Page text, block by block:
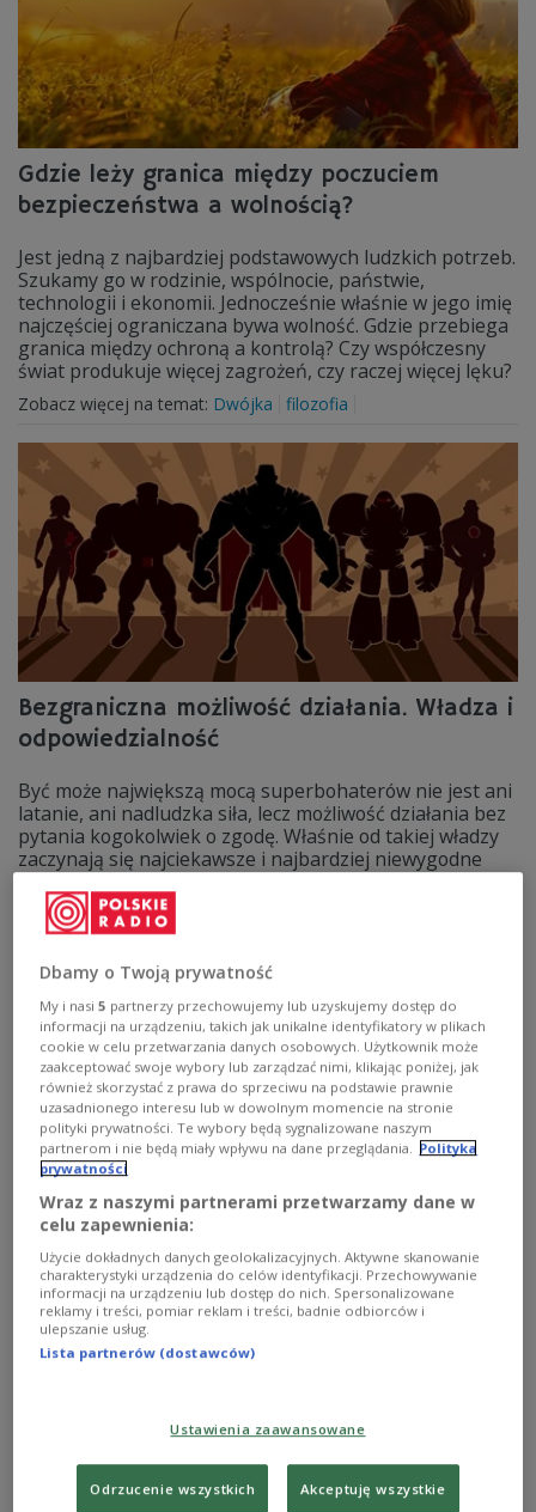
Gdzie leży granica między poczuciem
bezpieczeństwa a wolnością?
Jest jedną z najbardziej podstawowych ludzkich potrzeb.
Szukamy go w rodzinie, wspólnocie, państwie,
technologii i ekonomii. Jednocześnie właśnie w jego imię
najczęściej ograniczana bywa wolność. Gdzie przebiega
granica między ochroną a kontrolą? Czy współczesny
świat produkuje więcej zagrożeń, czy raczej więcej lęku?
Zobacz więcej na temat: Dwójka filozofia
Bezgraniczna możliwość działania. Władza i
odpowiedzialność
Być może największą mocą superbohaterów nie jest ani
latanie, ani nadludzka siła, lecz możliwość działania bez
pytania kogokolwiek o zgodę. Właśnie od takiej władzy
zaczynają się najciekawsze i najbardziej niewygodne
pytania. Czy superheros jest obrońcą prawa, czy kimś,
kto stawia się ponad nim?
Zobacz więcej na temat:
Solidarność: między emancypacją a
wykluczeniem
Z pozoru wydaje się czymś przejrzystym, łatwo
zrozumiałym, oczywistym. Tymczasem przez ponad
dwieście lat była polem sporów filozofów, socjologów,
narzędziem wykluczenia.
Zobacz więcej na temat:filozofia Solidarność Dwójka
Dbamy o Twoją prywatność
My i nasi5 partnerzy przechowujemy lub uzyskujemy dostęp do
informacji na urządzeniu, takich jak unikalne identyfikatory w plikach
cookie w celu przetwarzania danych osobowych. Użytkownik może
zaakceptować swoje wybory lub zarządzać nimi, klikając poniżej, jak
również skorzystać z prawa do sprzeciwu na podstawie prawnie
uzasadnionego interesu lub w dowolnym momencie na stronie
polityki prywatności. Te wybory będą sygnalizowane naszym
partnerom i nie będą miały wpływu na dane przeglądania. Polityka
prywatności
Wraz z naszymi partnerami przetwarzamy dane w
celu zapewnienia:
Użycie dokładnych danych geolokalizacyjnych. Aktywne skanowanie
charakterystyki urządzenia do celów identyfikacji. Przechowywanie
informacji na urządzeniu lub dostęp do nich. Spersonalizowane
reklamy i treści, pomiar reklam i treści, badnie odbiorców i
ulepszanie usług.
Lista partnerów (dostawców)
Ustawienia zaawansowane
Odrzucenie wszystkich Akceptuję wszystkie